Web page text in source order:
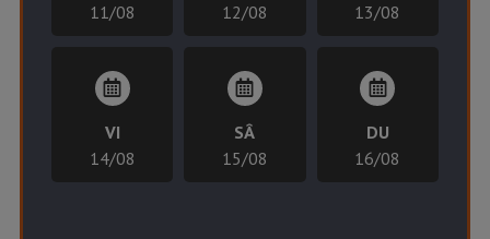
11/08
12/08
13/08
VI
14/08
SÂ
15/08
DU
16/08